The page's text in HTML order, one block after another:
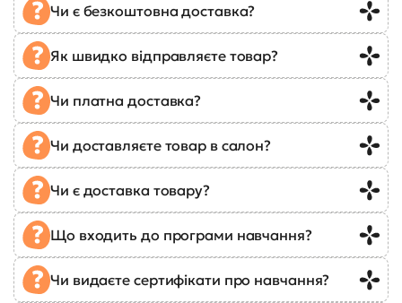
Чи є безкоштовна доставка?
Як швидко відправляєте товар?
Чи платна доставка?
Чи доставляєте товар в салон?
Чи є доставка товару?
Що входить до програми навчання?
Чи видаєте сертифікати про навчання?